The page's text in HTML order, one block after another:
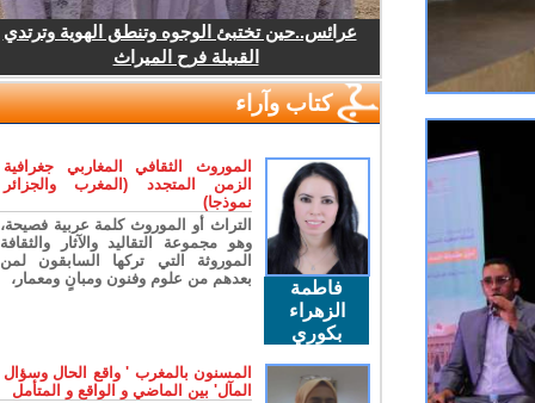
عرائس..حين تختبئ الوجوه وتنطق الهوية وترتدي
القبيلة فرح الميراث
كتاب وآراء
فاطمة
الزهراء
بكوري
الموروث الثقافي المغاربي جغرافية
الزمن المتجدد (المغرب والجزائر
نموذجا)
التراث أو الموروث كلمة عربية فصيحة،
وهو مجموعة التقاليد والآثار والثقافة
الموروثة التي تركها السابقون لمن
بعدهم من علوم وفنون ومبانٍ ومعمار،
المسنون بالمغرب ' واقع الحال وسؤال
المآل' بين الماضي و الواقع و المتأمل